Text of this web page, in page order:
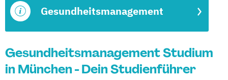
Gesundheitsmanagement
Gesundheitsmanagement Studium
in München - Dein Studienführer